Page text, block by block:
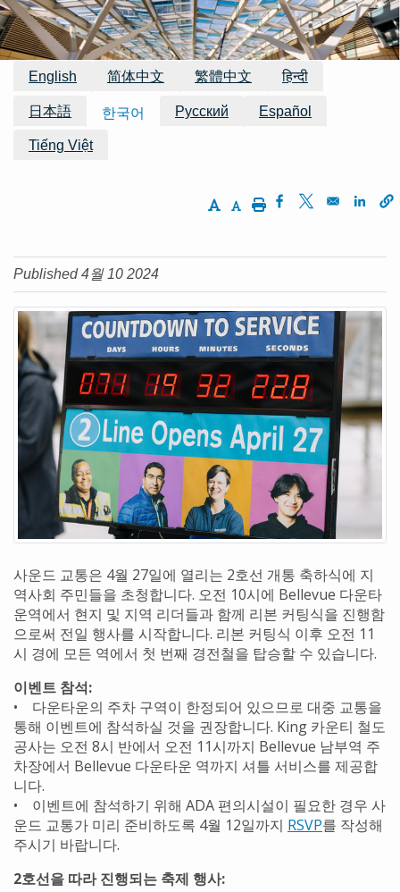
이용 가능한 번역
English 简体中文 繁體中文 हिन्दी
日本語 한국어 Русский Español
Tiếng Việt
Increase Text Size
Decrease Text Size
PrintOpens in a new
Opens in a
Published 4월 10 2024
사운드 교통은 4월 27일에 열리는 2호선 개통 축하식에 지
역사회 주민들을 초청합니다. 오전 10시에 Bellevue 다운타
운역에서 현지 및 지역 리더들과 함께 리본 커팅식을 진행함
으로써 전일 행사를 시작합니다. 리본 커팅식 이후 오전 11
시 경에 모든 역에서 첫 번째 경전철을 탑승할 수 있습니다.
이벤트 참석:
• 다운타운의 주차 구역이 한정되어 있으므로 대중 교통을
통해 이벤트에 참석하실 것을 권장합니다. King 카운티 철도
공사는 오전 8시 반에서 오전 11시까지 Bellevue 남부역 주
차장에서 Bellevue 다운타운 역까지 셔틀 서비스를 제공합
니다.
• 이벤트에 참석하기 위해 ADA 편의시설이 필요한 경우 사
운드 교통가 미리 준비하도록 4월 12일까지 RSVP를 작성해
주시기 바랍니다.
2호선을 따라 진행되는 축제 행사: